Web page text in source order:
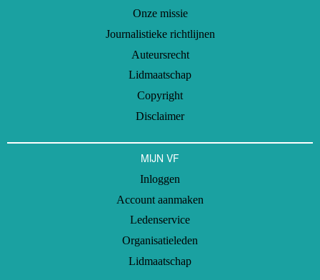
Onze missie
Journalistieke richtlijnen
Auteursrecht
Lidmaatschap
Copyright
Disclaimer
MIJN VF
Inloggen
Account aanmaken
Ledenservice
Organisatieleden
Lidmaatschap